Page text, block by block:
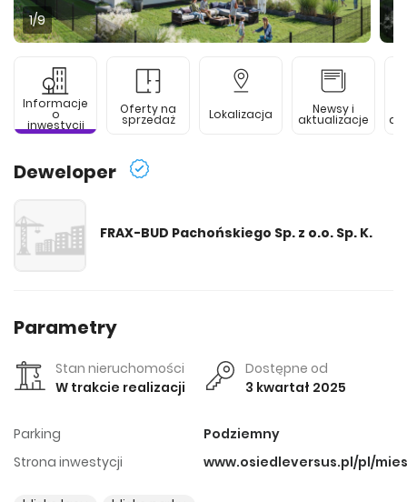
1/9
Informacje
o
inwestycji
Oferty na
sprzedaż Lokalizacja Newsy i
aktualizacje
Deweloper
FRAX-BUD Pachońskiego Sp. z o.o. Sp. K.
Parametry
Stan nieruchomości
W trakcie realizacji
Dostępne od
3 kwartał 2025
Parking
Podziemny
Strona inwestycji
www.osiedleversus.pl/pl/